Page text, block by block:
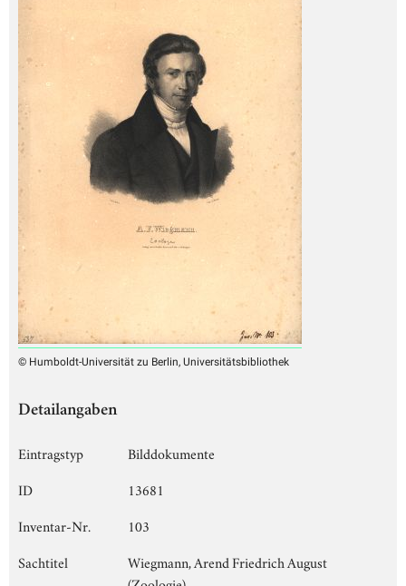
© Humboldt-Universität zu Berlin, Universitätsbibliothek
Detailangaben
Eintragstyp
Bilddokumente
ID
13681
Inventar-Nr.
103
Sachtitel
Wiegmann, Arend Friedrich August